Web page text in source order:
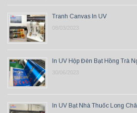
Tranh Canvas In UV
08/03/2023
In UV Hộp Đèn Bạt Hồng Trà
30/06/2023
In UV Bạt Nhà Thuốc Long